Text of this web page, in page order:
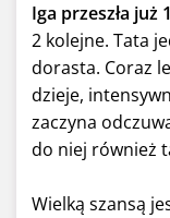
Iga przeszła już
2 kolejne. Tata
dorasta. Coraz
dzieje,
zaczyna
do niej również
Wielką szansą